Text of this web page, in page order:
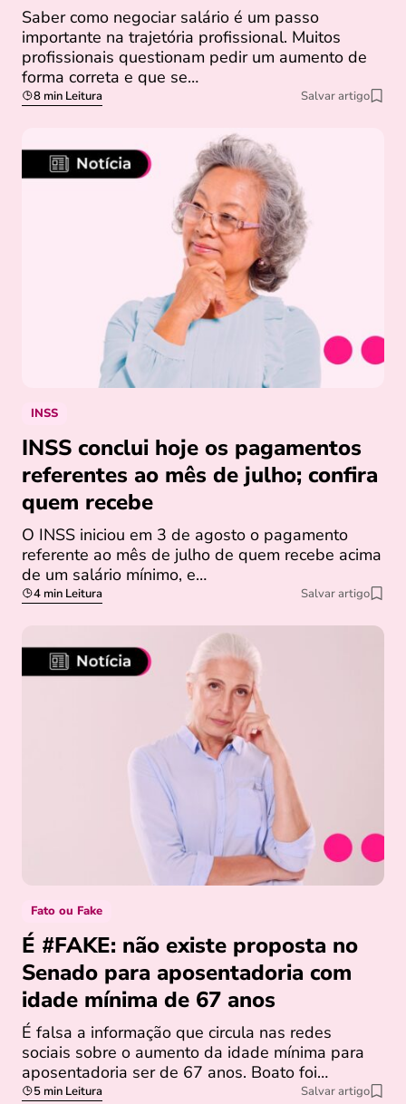
Saber como negociar salário é um passo
importante na trajetória profissional. Muitos
profissionais questionam pedir um aumento de
forma correta e que se…
8 min Leitura Salvar artigo
INSS
INSS conclui hoje os pagamentos
referentes ao mês de julho; confira
quem recebe
O INSS iniciou em 3 de agosto o pagamento
referente ao mês de julho de quem recebe acima
de um salário mínimo, e…
4 min Leitura Salvar artigo
Fato ou Fake
É #FAKE: não existe proposta no
Senado para aposentadoria com
idade mínima de 67 anos
É falsa a informação que circula nas redes
sociais sobre o aumento da idade mínima para
aposentadoria ser de 67 anos. Boato foi…
5 min Leitura Salvar artigo